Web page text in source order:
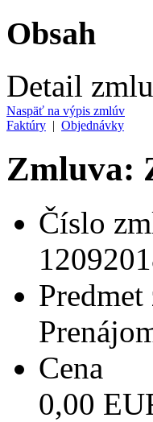
Obsah
Detail
Naspäť na výpis zmlúv
Faktúry | Objednávky
Zmluva:
Číslo
Cena
0,00